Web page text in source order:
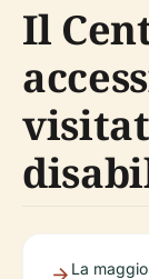
Il
La